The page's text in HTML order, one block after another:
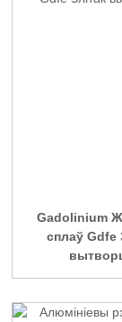
Gadolinium
сплаў Gdfe